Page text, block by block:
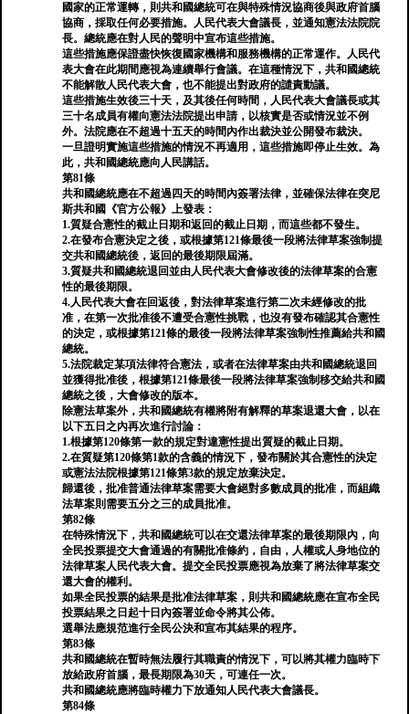
國家的正常運轉，則共和國總統可在與特殊情況協商後與政府首腦
協商，採取任何必要措施。人民代表大會議長，並通知憲法法院院
長。總統應在對人民的聲明中宣布這些措施。
這些措施應保證盡快恢復國家機構和服務機構的正常運作。人民代
表大會在此期間應視為連續舉行會議。在這種情況下，共和國總統
不能解散人民代表大會，也不能提出對政府的譴責動議。
這些措施生效後三十天，及其後任何時間，人民代表大會議長或其
三十名成員有權向憲法法院提出申請，以核實是否或情況並不例
外。法院應在不超過十五天的時間內作出裁決並公開發布裁決。
一旦證明實施這些措施的情況不再適用，這些措施即停止生效。為
此，共和國總統應向人民講話。
第81條
共和國總統應在不超過四天的時間內簽署法律，並確保法律在突尼
斯共和國《官方公報》上發表：
1.質疑合憲性的截止日期和返回的截止日期，而這些都不發生。
2.在發布合憲決定之後，或根據第121條最後一段將法律草案強制提
交共和國總統後，返回的最後期限屆滿。
3.質疑共和國總統退回並由人民代表大會修改後的法律草案的合憲
性的最後期限。
4.人民代表大會在回返後，對法律草案進行第二次未經修改的批
准，在第一次批准後不遭受合憲性挑戰，也沒有發布確認其合憲性
的決定，或根據第121條的最後一段將法律草案強制性推薦給共和國
總統。
5.法院裁定某項法律符合憲法，或者在法律草案由共和國總統退回
並獲得批准後，根據第121條最後一段將法律草案強制移交給共和國
總統之後，大會修改的版本。
除憲法草案外，共和國總統有權將附有解釋的草案退還大會，以在
以下五日之內再次進行討論：
1.根據第120條第一款的規定對違憲性提出質疑的截止日期。
2.在質疑第120條第1款的含義的情況下，發布關於其合憲性的決定
或憲法法院根據第121條第3款的規定放棄決定。
歸還後，批准普通法律草案需要大會絕對多數成員的批准，而組織
法草案則需要五分之三的成員批准。
第82條
在特殊情況下，共和國總統可以在交還法律草案的最後期限內，向
全民投票提交大會通過的有關批准條約，自由，人權或人身地位的
法律草案人民代表大會。提交全民投票應視為放棄了將法律草案交
還大會的權利。
如果全民投票的結果是批准法律草案，則共和國總統應在宣布全民
投票結果之日起十日內簽署並命令將其公佈。
選舉法應規范進行全民公決和宣布其結果的程序。
第83條
共和國總統在暫時無法履行其職責的情況下，可以將其權力臨時下
放給政府首腦，最長期限為30天，可連任一次。
共和國總統應將臨時權力下放通知人民代表大會議長。
第84條